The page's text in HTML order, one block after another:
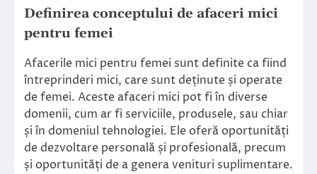
Definirea conceptului de afaceri mici
pentru femei
Afacerile mici pentru femei sunt definite ca fiind
întreprinderi mici, care sunt deținute și operate
de femei. Aceste afaceri mici pot fi în diverse
domenii, cum ar fi serviciile, produsele, sau chiar
și în domeniul tehnologiei. Ele oferă oportunități
de dezvoltare personală și profesională, precum
și oportunități de a genera venituri suplimentare.